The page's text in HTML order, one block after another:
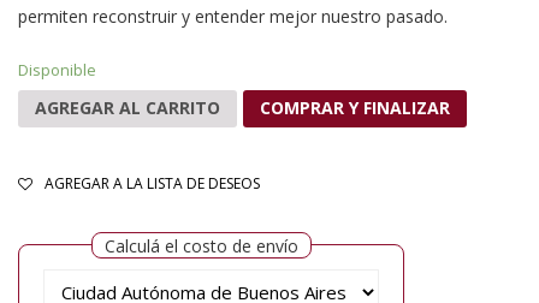
permiten reconstruir y entender mejor nuestro pasado.
Disponible
AGREGAR AL CARRITO COMPRAR Y FINALIZAR
AGREGAR A LA LISTA DE DESEOS
Calculá el costo de envío